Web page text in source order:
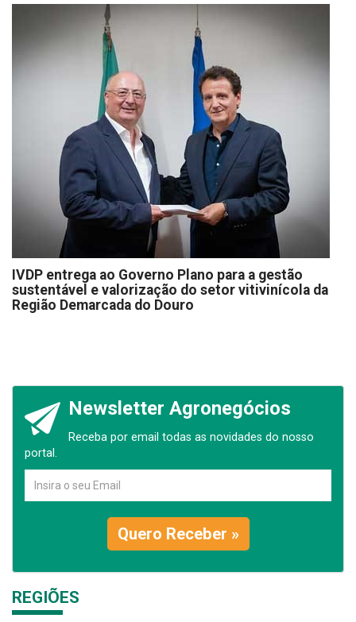
IVDP entrega ao Governo Plano para a gestão
sustentável e valorização do setor vitivinícola da
Região Demarcada do Douro
Newsletter Agronegócios
Receba por email todas as novidades do nosso
portal.
Quero Receber »
REGIÕES